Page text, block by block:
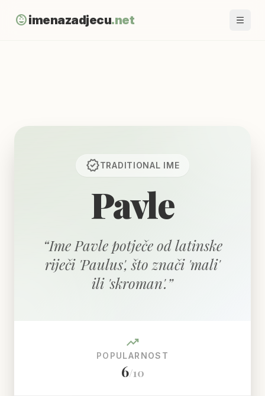
child_careimenazadjecu.net
verifiedTRADITIONAL IME
Pavle
“Ime Pavle potječe od latinske
riječi 'Paulus', što znači 'mali'
ili 'skroman'.”
trending_up
POPULARNOST
6/10